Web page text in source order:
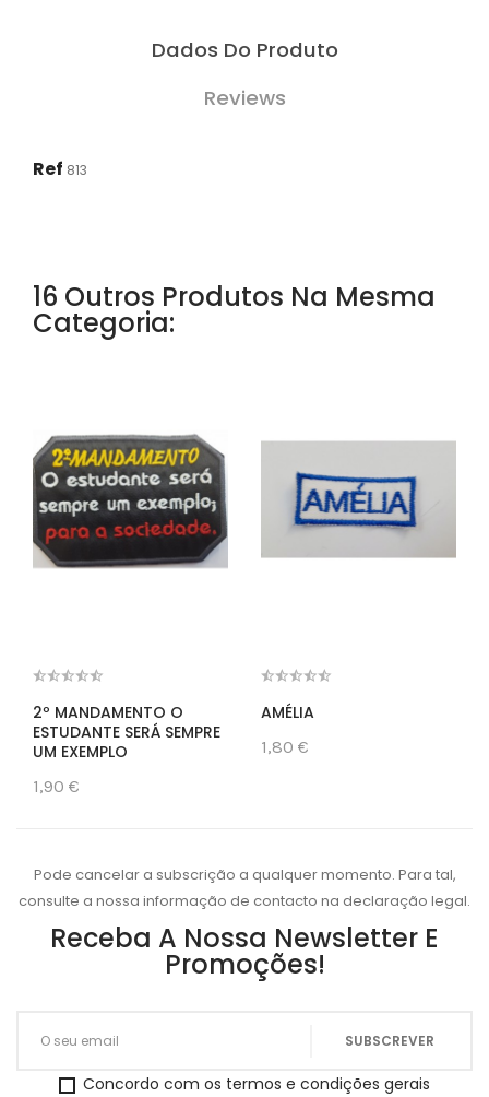
Dados Do Produto
Reviews
Ref 813
16 Outros Produtos Na Mesma
Categoria:
2º MANDAMENTO O
ESTUDANTE SERÁ SEMPRE
UM EXEMPLO
1,90 €
AMÉLIA
1,80 €
Pode cancelar a subscrição a qualquer momento. Para tal,
consulte a nossa informação de contacto na declaração legal.
Receba A Nossa Newsletter E
Promoções!
Concordo com os termos e condições gerais